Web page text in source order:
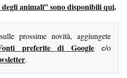
animali” sono disponibili qui.
prossime novità, aggiungete
preferite di Google e/o
.